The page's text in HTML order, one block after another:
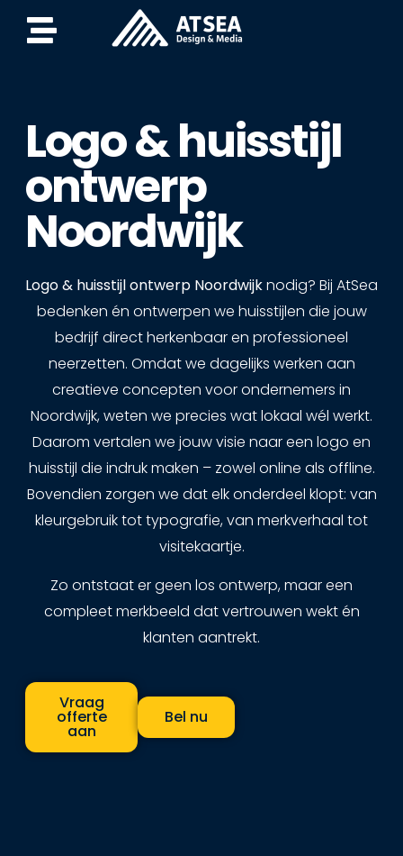
Logo & huisstijl
ontwerp
Noordwijk
Logo & huisstijl ontwerp Noordwijknodig? Bij AtSea
bedenken én ontwerpen we huisstijlen die jouw
bedrijf direct herkenbaar en professioneel
neerzetten. Omdat we dagelijks werken aan
creatieve concepten voor ondernemers in
Noordwijk, weten we precies wat lokaal wél werkt.
Daarom vertalen we jouw visie naar een logo en
huisstijl die indruk maken – zowel online als offline.
Bovendien zorgen we dat elk onderdeel klopt: van
kleurgebruik tot typografie, van merkverhaal tot
visitekaartje.
Zo ontstaat er geen los ontwerp, maar een
compleet merkbeeld dat vertrouwen wekt én
klanten aantrekt.
Vraag
offerte
aan
Bel nu